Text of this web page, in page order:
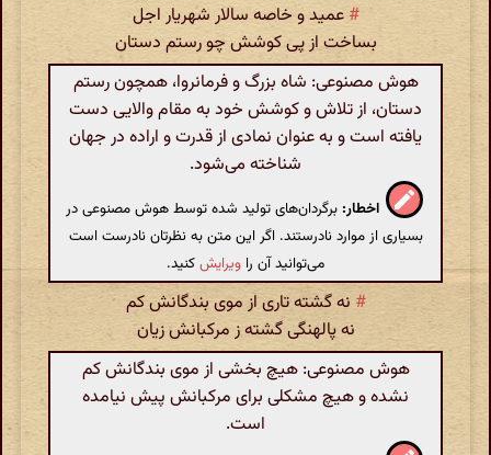
# عمید و خاصه سالار شهریار اجل
بساخت از پی کوشش چو رستم دستان
هوش مصنوعی: شاه بزرگ و فرمانروا، همچون رستم
دستان، از تلاش و کوشش خود به مقام والایی دست
یافته است و به عنوان نمادی از قدرت و اراده در جهان
شناخته می‌شود.
اخطار: برگردان‌های تولید شده توسط هوش مصنوعی در
بسیاری از موارد نادرستند. اگر این متن به نظرتان نادرست است
می‌توانید آن را ویرایشکنید.
# نه گشته تاری از موی بندگانش کم
نه پالهنگی گشته ز مرکبانش زیان
هوش مصنوعی: هیچ بخشی از موی بندگانش کم
نشده و هیچ مشکلی برای مرکبانش پیش نیامده
است.